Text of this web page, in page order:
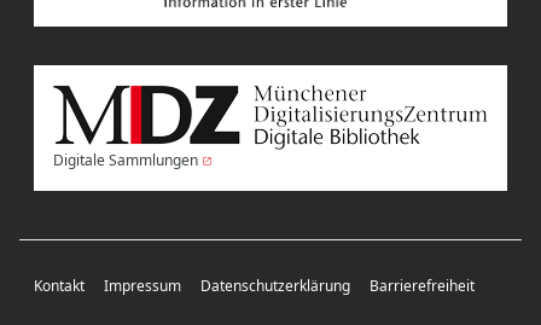
Digitale Sammlungen
Kontakt Impressum Datenschutzerklärung Barrierefreiheit